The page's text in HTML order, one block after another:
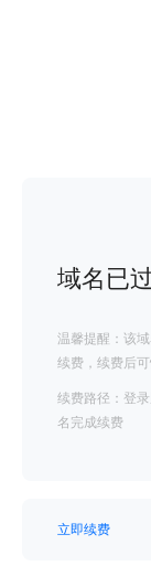
域名已
温馨提醒：该
续费，续费后
续费路径：登
名完成续费
立即续费